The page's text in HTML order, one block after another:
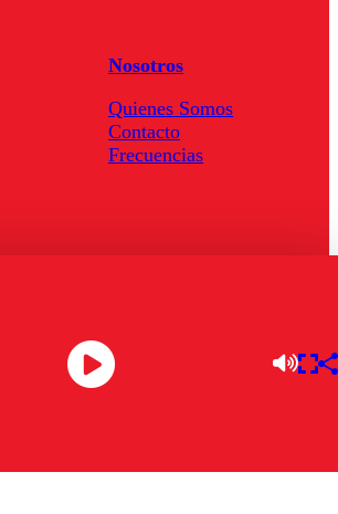
Nosotros
Quienes Somos
Contacto
Frecuencias
Descarga la APP